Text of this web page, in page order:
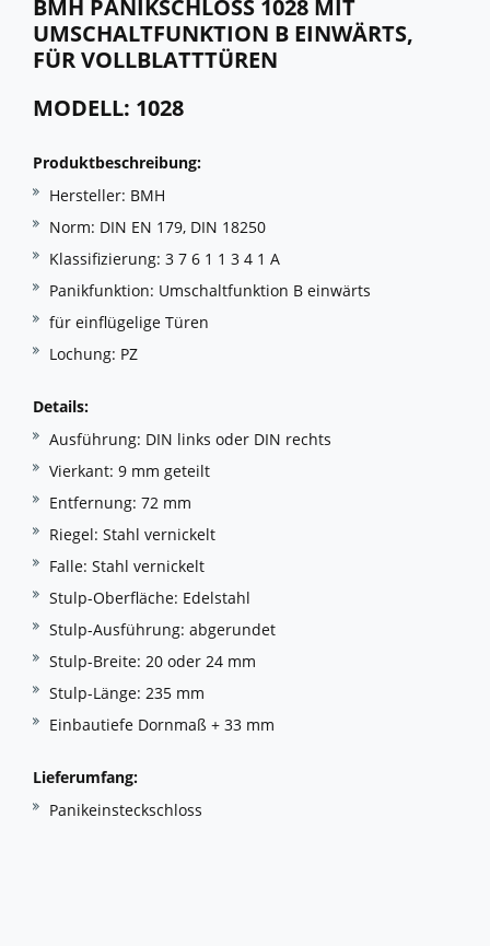
BMH PANIKSCHLOSS 1028 MIT
UMSCHALTFUNKTION B EINWÄRTS,
FÜR VOLLBLATTTÜREN
MODELL: 1028
Produktbeschreibung:
Hersteller: BMH
Norm: DIN EN 179, DIN 18250
Klassifizierung: 3 7 6 1 1 3 4 1 A
Panikfunktion: Umschaltfunktion B einwärts
für einflügelige Türen
Lochung: PZ
Details:
Ausführung: DIN links oder DIN rechts
Vierkant: 9 mm geteilt
Entfernung: 72 mm
Riegel: Stahl vernickelt
Falle: Stahl vernickelt
Stulp-Oberfläche: Edelstahl
Stulp-Ausführung: abgerundet
Stulp-Breite: 20 oder 24 mm
Stulp-Länge: 235 mm
Einbautiefe Dornmaß + 33 mm
Lieferumfang:
Panikeinsteckschloss